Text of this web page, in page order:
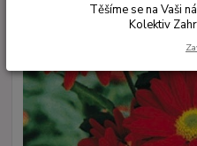
Těšíme se na Vaši
Kolektiv